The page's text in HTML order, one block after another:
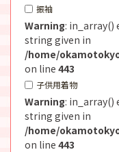
振袖
Warning: in_array()
string given in
/home/
on line 443
子供用着物
Warning: in_array()
string given in
/home/
on line 443